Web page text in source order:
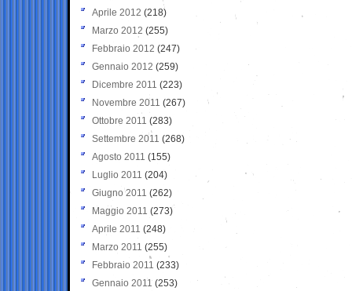
Aprile 2012 (218)
Marzo 2012 (255)
Febbraio 2012 (247)
Gennaio 2012 (259)
Dicembre 2011 (223)
Novembre 2011 (267)
Ottobre 2011 (283)
Settembre 2011 (268)
Agosto 2011 (155)
Luglio 2011 (204)
Giugno 2011 (262)
Maggio 2011 (273)
Aprile 2011 (248)
Marzo 2011 (255)
Febbraio 2011 (233)
Gennaio 2011 (253)